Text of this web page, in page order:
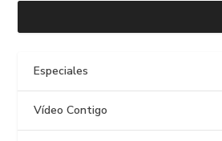
Especiales
Vídeo Contigo